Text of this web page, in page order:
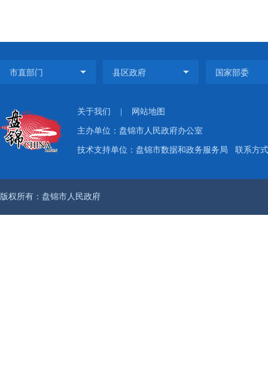
关于我们 网站地图
主办单位：盘锦市人民政府办公室
技术支持单位：盘锦市数据和政务服务局 联系方
版权所有：盘锦市人民政府